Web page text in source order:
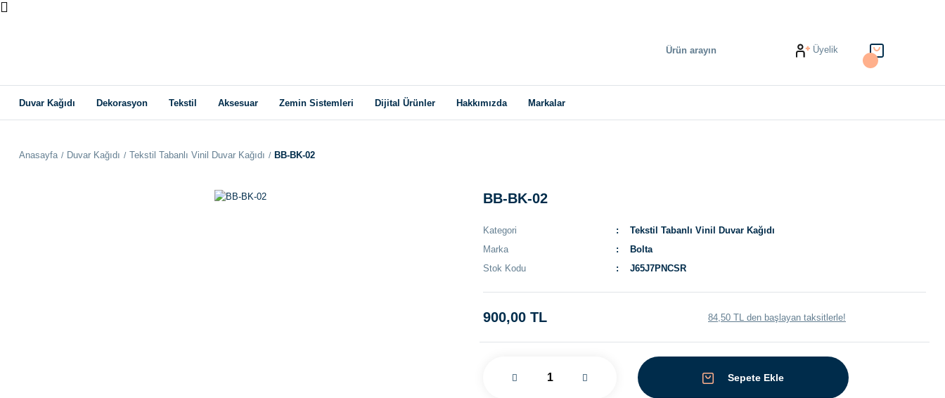
Üyelik
Duvar Kağıdı Dekorasyon Tekstil Aksesuar Zemin Sistemleri Dijital Ürünler Hakkımızda Markalar
Anasayfa Duvar Kağıdı Tekstil Tabanlı Vinil Duvar Kağıdı BB-BK-02
BB-BK-02
Kategori
Tekstil Tabanlı Vinil Duvar Kağıdı
Marka
Bolta
Stok Kodu
J65J7PNCSR
900,00 TL 84,50 TL den başlayan taksitlerle!
Sepete Ekle